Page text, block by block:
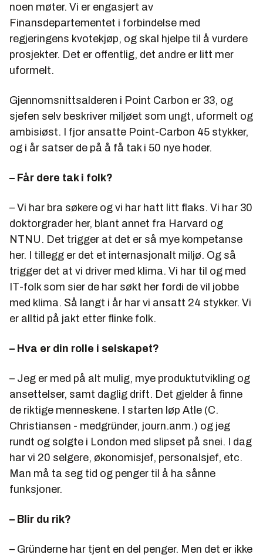
noen møter. Vi er engasjert av
Finansdepartementet i forbindelse med
regjeringens kvotekjøp, og skal hjelpe til å vurdere
prosjekter. Det er offentlig, det andre er litt mer
uformelt.
Gjennomsnittsalderen i Point Carbon er 33, og
sjefen selv beskriver miljøet som ungt, uformelt og
ambisiøst. I fjor ansatte Point-Carbon 45 stykker,
og i år satser de på å få tak i 50 nye hoder.
– Får dere tak i folk?
– Vi har bra søkere og vi har hatt litt flaks. Vi har 30
doktorgrader her, blant annet fra Harvard og
NTNU. Det trigger at det er så mye kompetanse
her. I tillegg er det et internasjonalt miljø. Og så
trigger det at vi driver med klima. Vi har til og med
IT-folk som sier de har søkt her fordi de vil jobbe
med klima. Så langt i år har vi ansatt 24 stykker. Vi
er alltid på jakt etter flinke folk.
– Hva er din rolle i selskapet?
– Jeg er med på alt mulig, mye produktutvikling og
ansettelser, samt daglig drift. Det gjelder å finne
de riktige menneskene. I starten løp Atle (C.
Christiansen - medgründer, journ.anm.) og jeg
rundt og solgte i London med slipset på snei. I dag
har vi 20 selgere, økonomisjef, personalsjef, etc.
Man må ta seg tid og penger til å ha sånne
funksjoner.
– Blir du rik?
– Gründerne har tjent en del penger. Men det er ikke